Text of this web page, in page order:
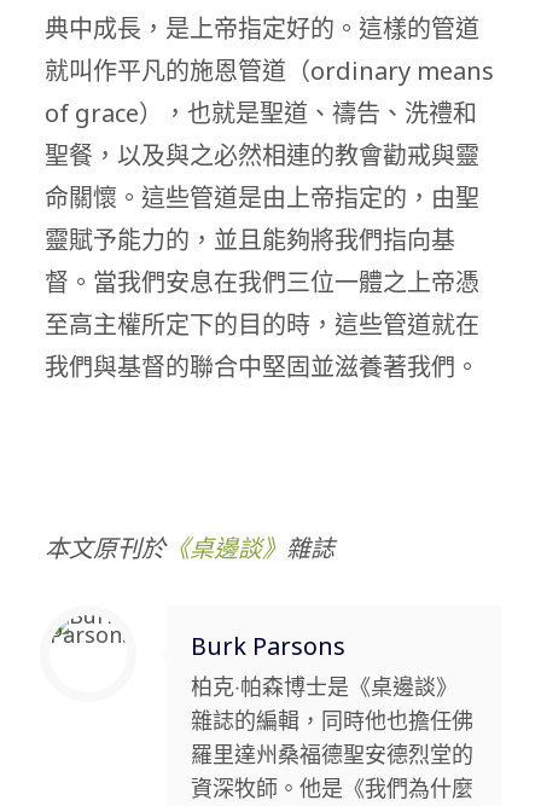
典中成長，是上帝指定好的。這樣的管道
就叫作平凡的施恩管道（ordinary means
of grace），也就是聖道、禱告、洗禮和
聖餐，以及與之必然相連的教會勸戒與靈
命關懷。這些管道是由上帝指定的，由聖
靈賦予能力的，並且能夠將我們指向基
督。當我們安息在我們三位一體之上帝憑
至高主權所定下的目的時，這些管道就在
我們與基督的聯合中堅固並滋養著我們。
本文原刊於《桌邊談》 雜誌
Burk Parsons
柏克‧帕森博士是《桌邊談》
雜誌的編輯，同時他也擔任佛
羅里達州桑福德聖安德烈堂的
資深牧師。他是《我們為什麼